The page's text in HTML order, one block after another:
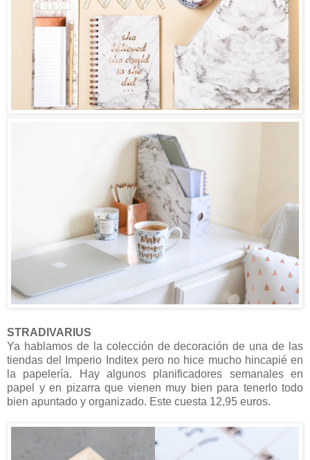
STRADIVARIUS
Ya hablamos de la colección de decoración de una de las
tiendas del Imperio Inditex pero no hice mucho hincapié en
la papelería. Hay algunos planificadores semanales en
papel y en pizarra que vienen muy bien para tenerlo todo
bien apuntado y organizado. Este cuesta 12,95 euros.